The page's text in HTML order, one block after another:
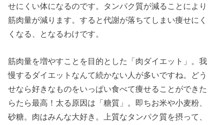
せにくい体になるのです。タンパク質が減ることにより
筋肉量が減ります。すると代謝が落ちてしまい痩せにく
くなる、となるわけです。
筋肉量を増やすことを目的とした「肉ダイエット」。我
慢するダイエットなんて続かない人が多いですね。どう
せなら好きなものをいっぱい食べて痩せることができた
らたら最高！太る原因は「糖質」。即ちお米や小麦粉、
砂糖。肉はみんな大好き。上質なタンパク質を摂って、